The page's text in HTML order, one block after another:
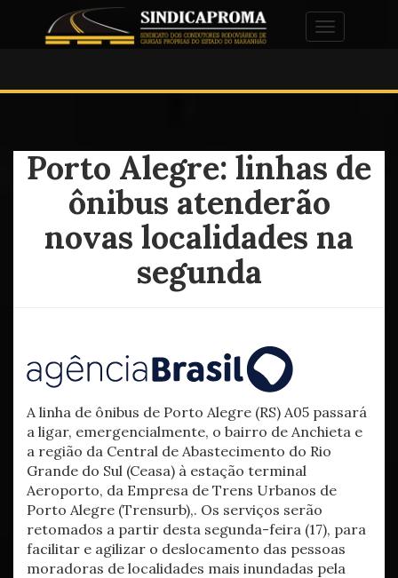
Alternar
Porto Alegre: linhas de
ônibus atenderão
novas localidades na
segunda
A linha de ônibus de Porto Alegre (RS) A05 passará
a ligar, emergencialmente, o bairro de Anchieta e
a região da Central de Abastecimento do Rio
Grande do Sul (Ceasa) à estação terminal
Aeroporto, da Empresa de Trens Urbanos de
Porto Alegre (Trensurb),. Os serviços serão
retomados a partir desta segunda-feira (17), para
facilitar e agilizar o deslocamento das pessoas
moradoras de localidades mais inundadas pela